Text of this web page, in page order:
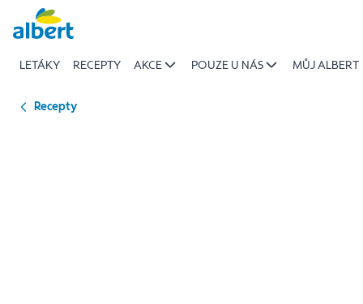
Přeskočit
LETÁKY RECEPTY AKCE POUZE U NÁS MŮJ ALBERT
Recepty